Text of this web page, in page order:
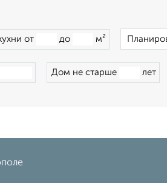
от до м²
Дом не старше лет